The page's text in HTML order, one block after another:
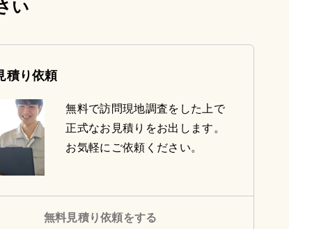
い
積り依頼
無料で訪問現地調査をした上で
正式なお見積りをお出します。
お気軽にご依頼ください。
無料見積り依頼をする